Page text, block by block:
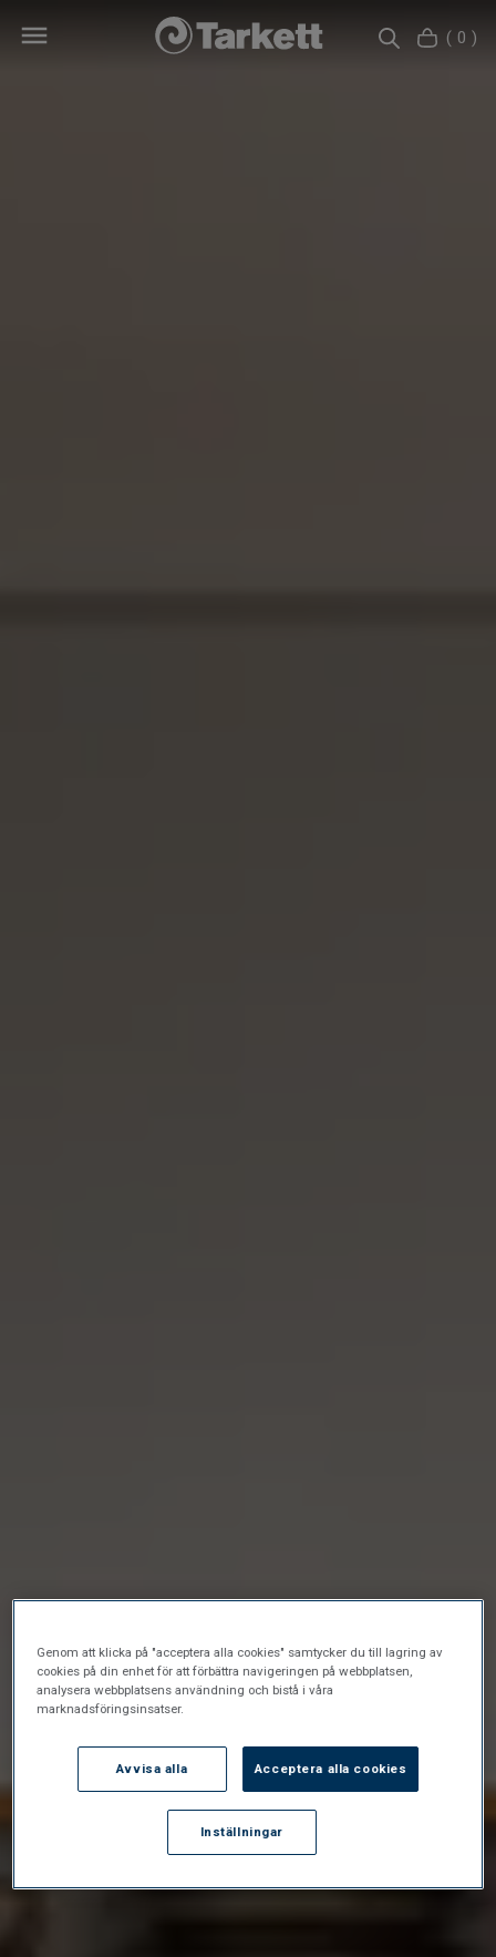
( 0 )
Genom att klicka på "acceptera alla cookies" samtycker du till lagring av
cookies på din enhet för att förbättra navigeringen på webbplatsen,
analysera webbplatsens användning och bistå i våra
marknadsföringsinsatser.
Avvisa alla Acceptera alla cookies
Inställningar